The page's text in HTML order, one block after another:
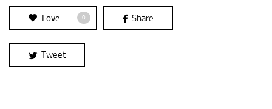
Love 0 Share
Tweet